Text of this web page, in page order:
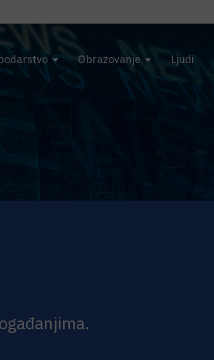
Obrazovanje Ljudi